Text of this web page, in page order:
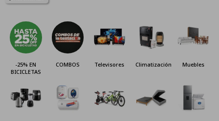
-25% EN
BICICLETAS
COMBOS Televisores Climatización Muebles